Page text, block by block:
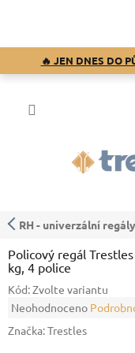
🔥 JEN DNES DO
RH - univerzální regály
Policový regál
kg, 4 police
Kód:Zvolte variantu
Průměrné
produktu
Neohodnoceno
Značka:Trestles